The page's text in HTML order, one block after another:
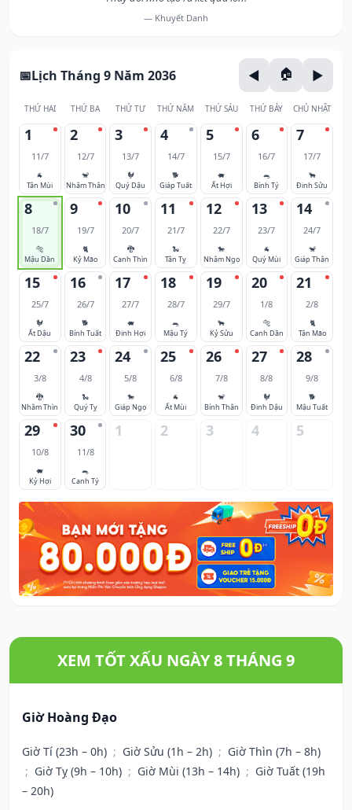
— Khuyết Danh
Lịch Tháng 9 Năm 2036
THỨ HAI THỨ BA THỨ TƯ THỨ NĂM THỨ SÁU THỨ BẢY CHỦ NHẬT
1
11/7
🐐
Tân Mùi
2
12/7
🐒
Nhâm Thân
3
13/7
🐓
Quý Dậu
4
14/7
🐕
Giáp Tuất
5
15/7
🐖
Ất Hợi
6
16/7
🐀
Bính Tý
7
17/7
🐂
Đinh Sửu
8
18/7
🐅
Mậu Dần
9
19/7
🐈
Kỷ Mão
10
20/7
🐉
Canh Thìn
11
21/7
🐍
Tân Tỵ
12
22/7
🐎
Nhâm Ngọ
13
23/7
🐐
Quý Mùi
14
24/7
🐒
Giáp Thân
15
25/7
🐓
Ất Dậu
16
26/7
🐕
Bính Tuất
17
27/7
🐖
Đinh Hợi
18
28/7
🐀
Mậu Tý
19
29/7
🐂
Kỷ Sửu
20
1/8
🐅
Canh Dần
21
2/8
🐈
Tân Mão
22
3/8
🐉
Nhâm Thìn
23
4/8
🐍
Quý Tỵ
24
5/8
🐎
Giáp Ngọ
25
6/8
🐐
Ất Mùi
26
7/8
🐒
Bính Thân
27
8/8
🐓
Đinh Dậu
28
9/8
🐕
Mậu Tuất
29
10/8
🐖
Kỷ Hợi
30
11/8
🐀
Canh Tý
1 2 3 4 5
XEM TỐT XẤU NGÀY 8 THÁNG 9
Giờ Hoàng Đạo
Giờ Tí (23h – 0h) ; Giờ Sửu (1h – 2h) ; Giờ Thìn (7h – 8h)
; Giờ Tỵ (9h – 10h) ; Giờ Mùi (13h – 14h) ; Giờ Tuất (19h
– 20h)